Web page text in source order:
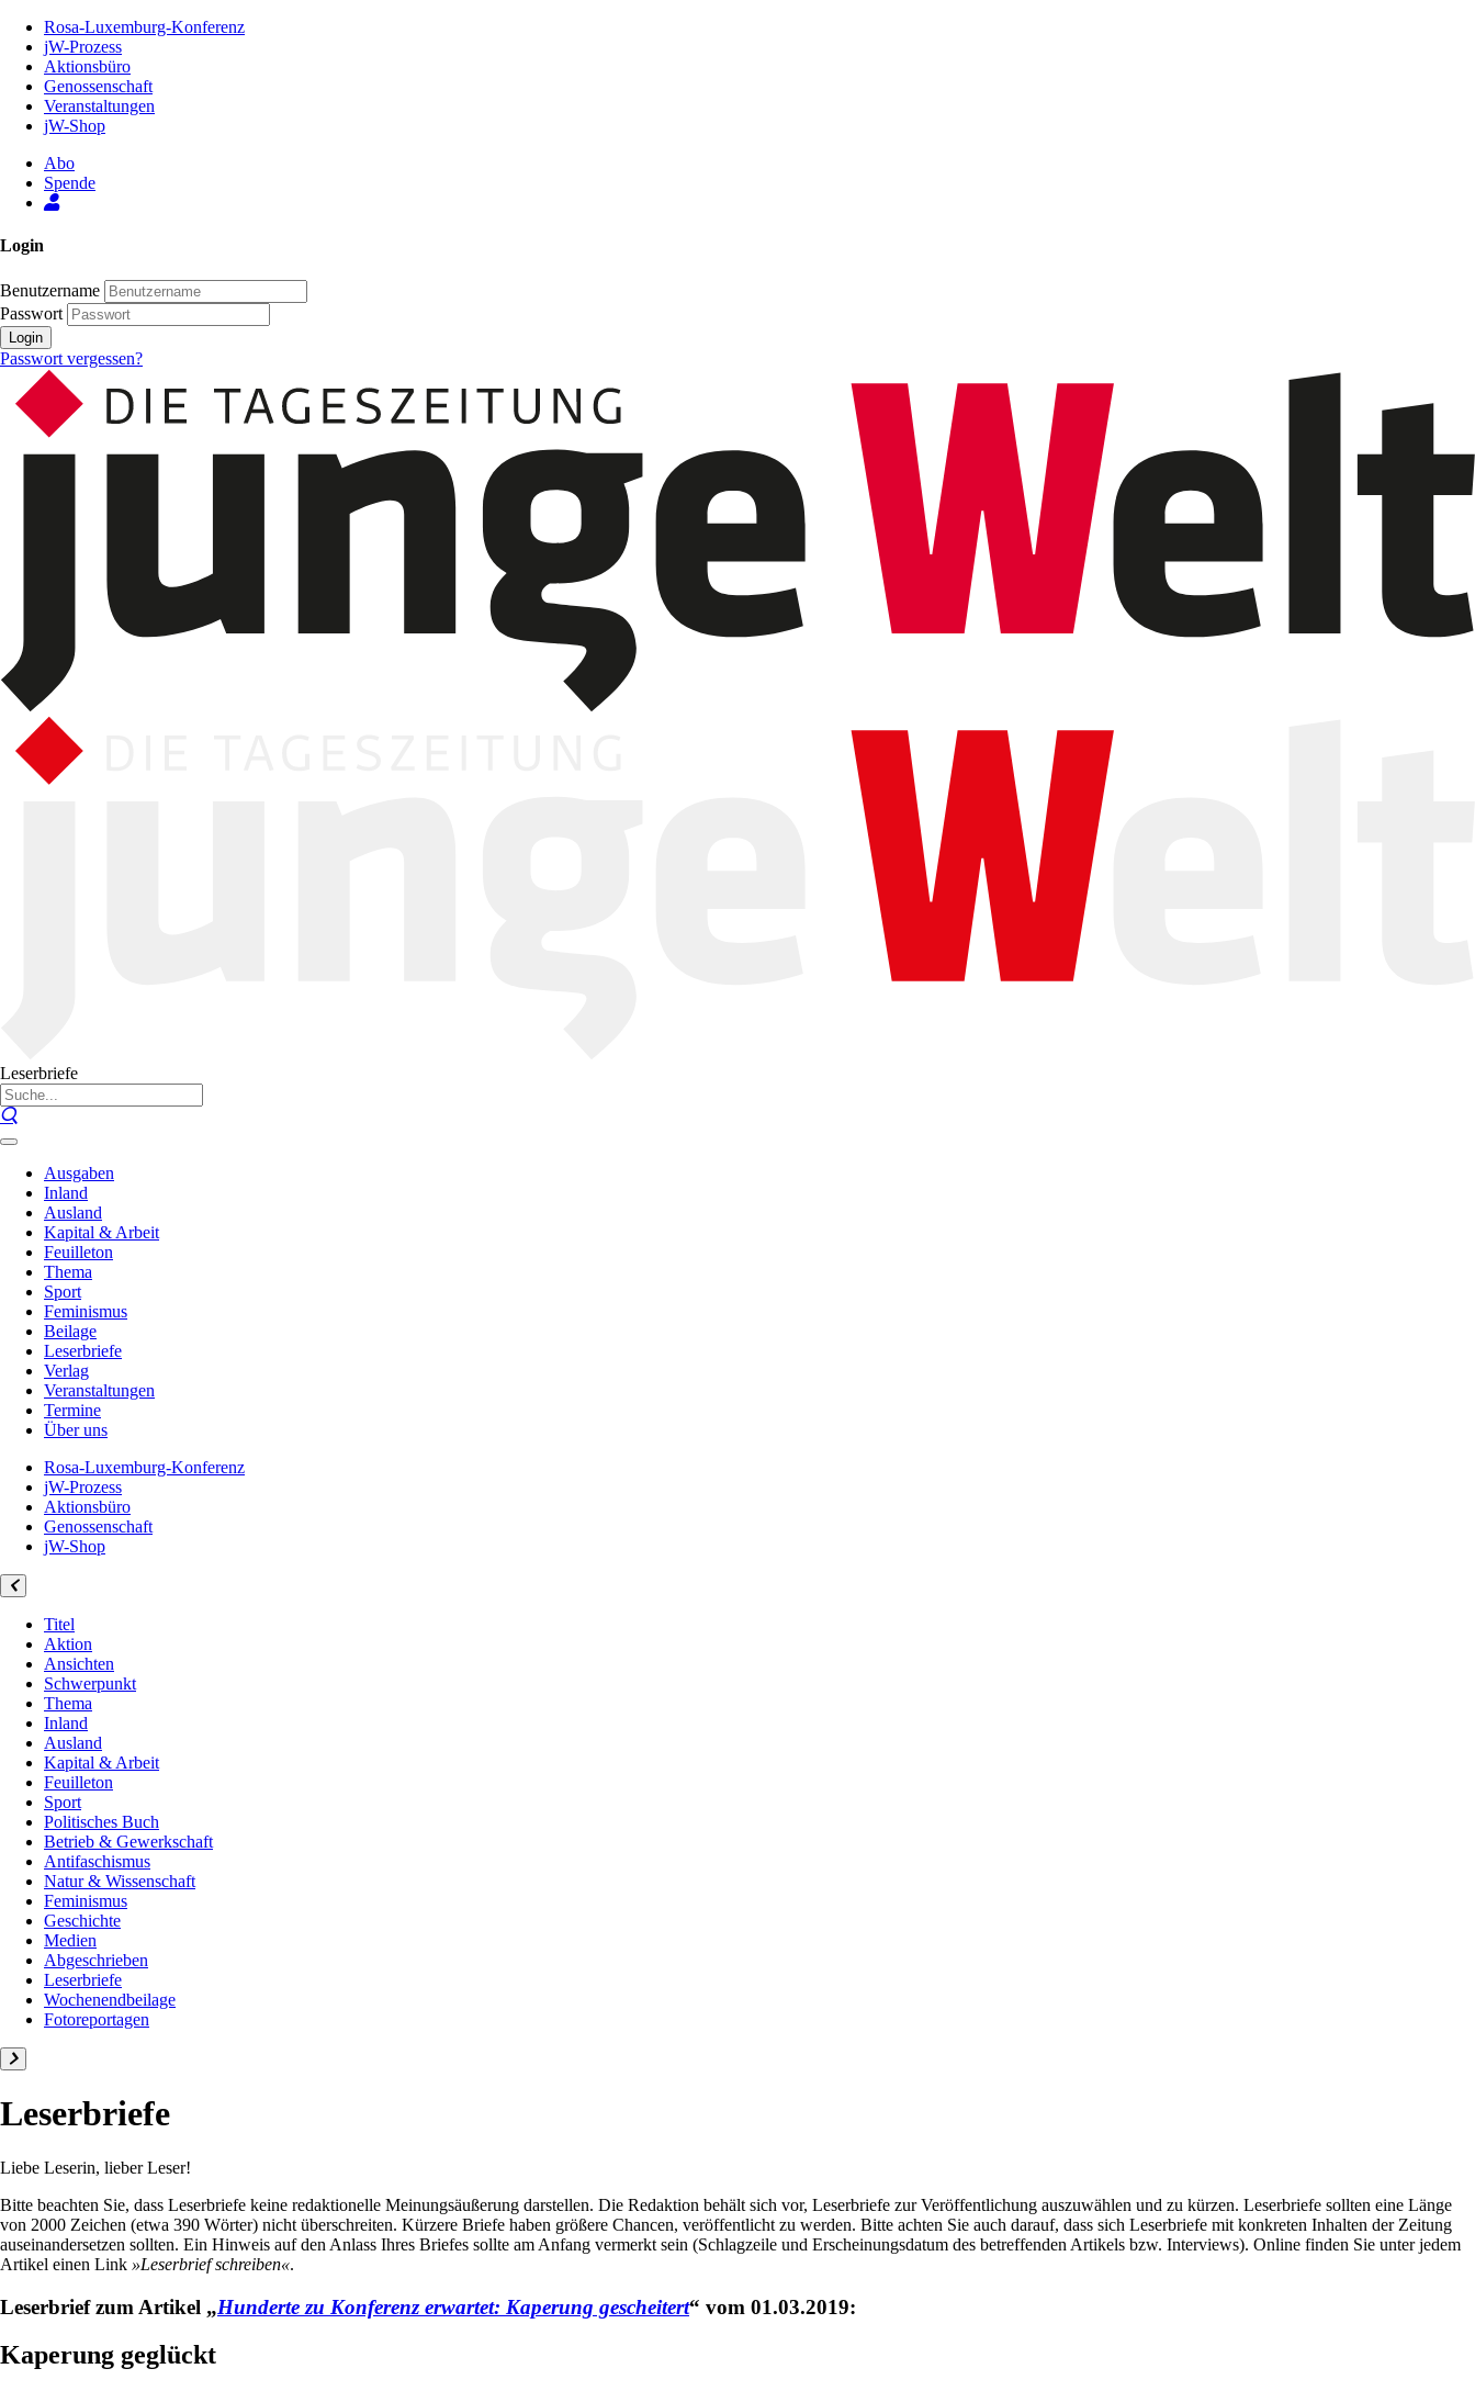
Inhalt
Seite
Rosa-Luxemburg-Konferenz
jW-Prozess
Aktionsbüro
Genossenschaft
Veranstaltungen
jW-Shop
Abo
Spende
Login
Benutzername
Passwort
Login
Passwort vergessen?
Leserbriefe
Ausgaben
Inland
Ausland
Kapital & Arbeit
Feuilleton
Thema
Sport
Feminismus
Beilage
Leserbriefe
Verlag
Veranstaltungen
Termine
Über uns
Rosa-Luxemburg-Konferenz
jW-Prozess
Aktionsbüro
Genossenschaft
jW-Shop
Titel
Aktion
Ansichten
Schwerpunkt
Thema
Inland
Ausland
Kapital & Arbeit
Feuilleton
Sport
Politisches Buch
Betrieb & Gewerkschaft
Antifaschismus
Natur & Wissenschaft
Feminismus
Geschichte
Medien
Abgeschrieben
Leserbriefe
Wochenendbeilage
Fotoreportagen
Leserbriefe
Liebe Leserin, lieber Leser!
Bitte beachten Sie, dass Leserbriefe keine redaktionelle Meinungsäußerung darstellen. Die Redaktion behält sich vor, Leserbriefe zur Veröffentlichung auszuwählen und zu kürzen. Leserbriefe sollten eine Länge
von 2000 Zeichen (etwa 390 Wörter) nicht überschreiten. Kürzere Briefe haben größere Chancen, veröffentlicht zu werden. Bitte achten Sie auch darauf, dass sich Leserbriefe mit konkreten Inhalten der Zeitung
auseinandersetzen sollten. Ein Hinweis auf den Anlass Ihres Briefes sollte am Anfang vermerkt sein (Schlagzeile und Erscheinungsdatum des betreffenden Artikels bzw. Interviews). Online finden Sie unter jedem
Artikel einen Link »Leserbrief schreiben«.
Leserbrief zum Artikel Hunderte zu Konferenz erwartet: Kaperung gescheitert vom 01.03.2019:
Kaperung geglückt